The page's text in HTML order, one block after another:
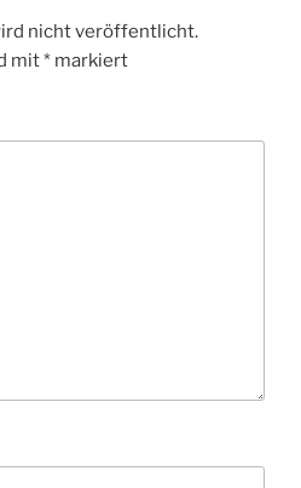
nicht veröffentlicht.
mit* markiert